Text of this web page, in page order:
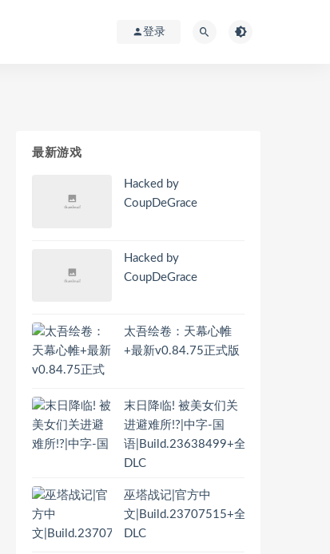
登录
最新游戏
Hacked by
CoupDeGrace
Hacked by
CoupDeGrace
太吾绘卷：天幕心帷
+最新v0.84.75正式版
末日降临! 被美女们关
进避难所!?|中字-国
语|Build.23638499+全
DLC
巫塔战记|官方中
文|Build.23707515+全
DLC